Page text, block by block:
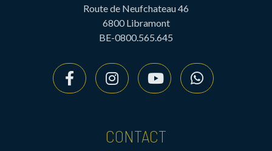
Route de Neufchateau 46
6800 Libramont
BE-0800.565.645
CONTACT